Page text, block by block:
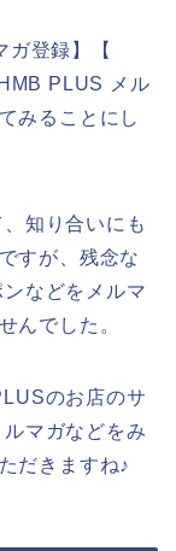
ガ登録】【
PLUS メル
みることにし
知り合いにも
すが、残念な
などをメルマ
んでした。
のお店のサ
マガなどをみ
だきますね♪